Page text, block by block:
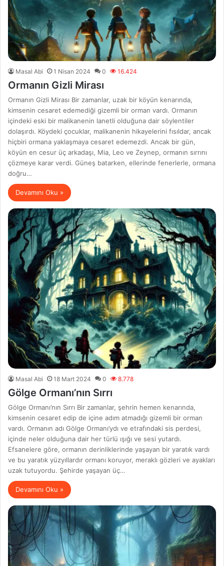
Masal Abi 1 Nisan 2024 0 16.424
Ormanın Gizli Mirası
Ormanın Gizli Mirası Bir zamanlar, uzak bir köyün kenarında,
kimsenin cesaret edemediği gizemli bir orman vardı. Ormanın
içindeki eski bir malikanenin lanetli olduğuna dair söylentiler
dolaşırdı. Köydeki çocuklar, malikanenin hikayelerini fısıldar, ancak
hiçbiri ormana yaklaşmaya cesaret edemezdi. Ancak bir gün,
köyün en cesur üç arkadaşı, Mia, Leo ve Zeynep, ormanın sırrını
çözmeye karar verdi. Güneş batarken, ellerinde fenerlerle, ormana
doğru…
Devamını Oku »
Masal Abi 18 Mart 2024 0 8.778
Gölge Ormanı’nın Sırrı
Gölge Ormanı’nın Sırrı Bir zamanlar, şehrin hemen kenarında,
kimsenin cesaret edip de içine adım atmadığı gizemli bir orman
vardı. Ormanın adı Gölge Ormanı’ydı ve etrafındaki sis perdesi,
içinde neler olduğuna dair her türlü ışığı ve sesi yutardı.
Efsanelere göre, ormanın derinliklerinde yaşayan bir yaratık vardı
ve bu yaratık yüzyıllardır ormanı koruyor, meraklı gözleri ve ayakları
uzak tutuyordu. Şehirde yaşayan üç…
Devamını Oku »